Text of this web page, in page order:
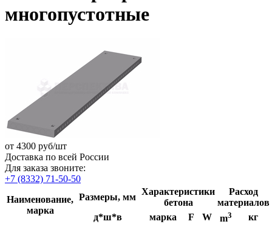
многопустотные
от 4300 руб/шт
Доставка по всей России
Для заказа звоните:
+7 (8332) 71-50-50
Наименование,
марка
Размеры, мм
Характеристики
бетона
Расход
материалов
д*ш*в
марка F W m3
кг